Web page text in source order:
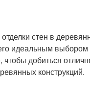
стен в
идеальным выбором
добиться
конструкций.